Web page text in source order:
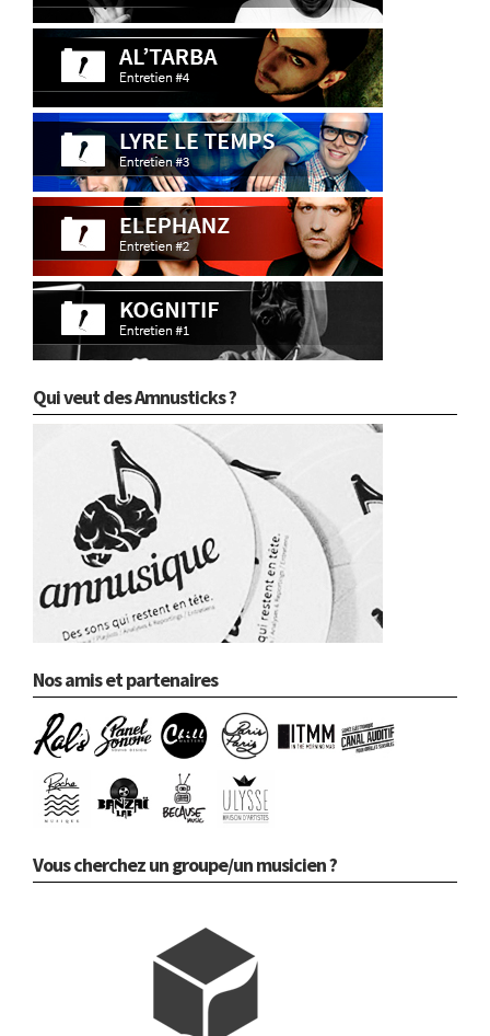
Qui veut des Amnusticks ?
Nos amis et partenaires
Vous cherchez un groupe/un musicien ?